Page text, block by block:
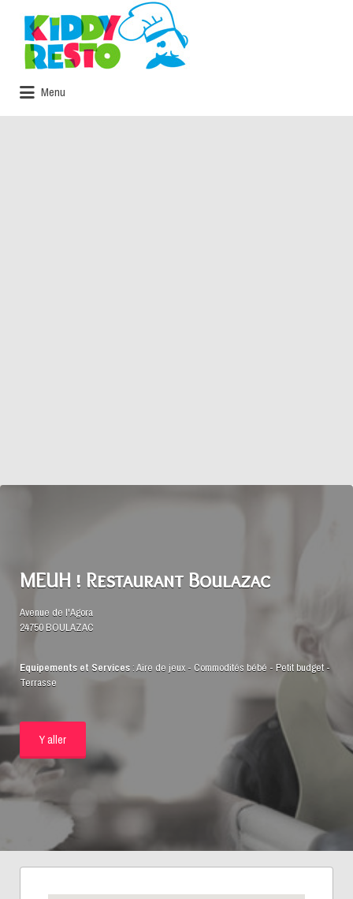
Rechercher:
Menu
MEUH ! Restaurant Boulazac
Avenue de l'Agora
24750 BOULAZAC
Equipements et Services:Aire de jeux - Commodités bébé - Petit budget-
Terrasse
Y aller